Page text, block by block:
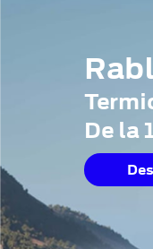
De la